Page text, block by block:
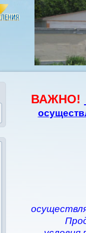
ВАЖНО!